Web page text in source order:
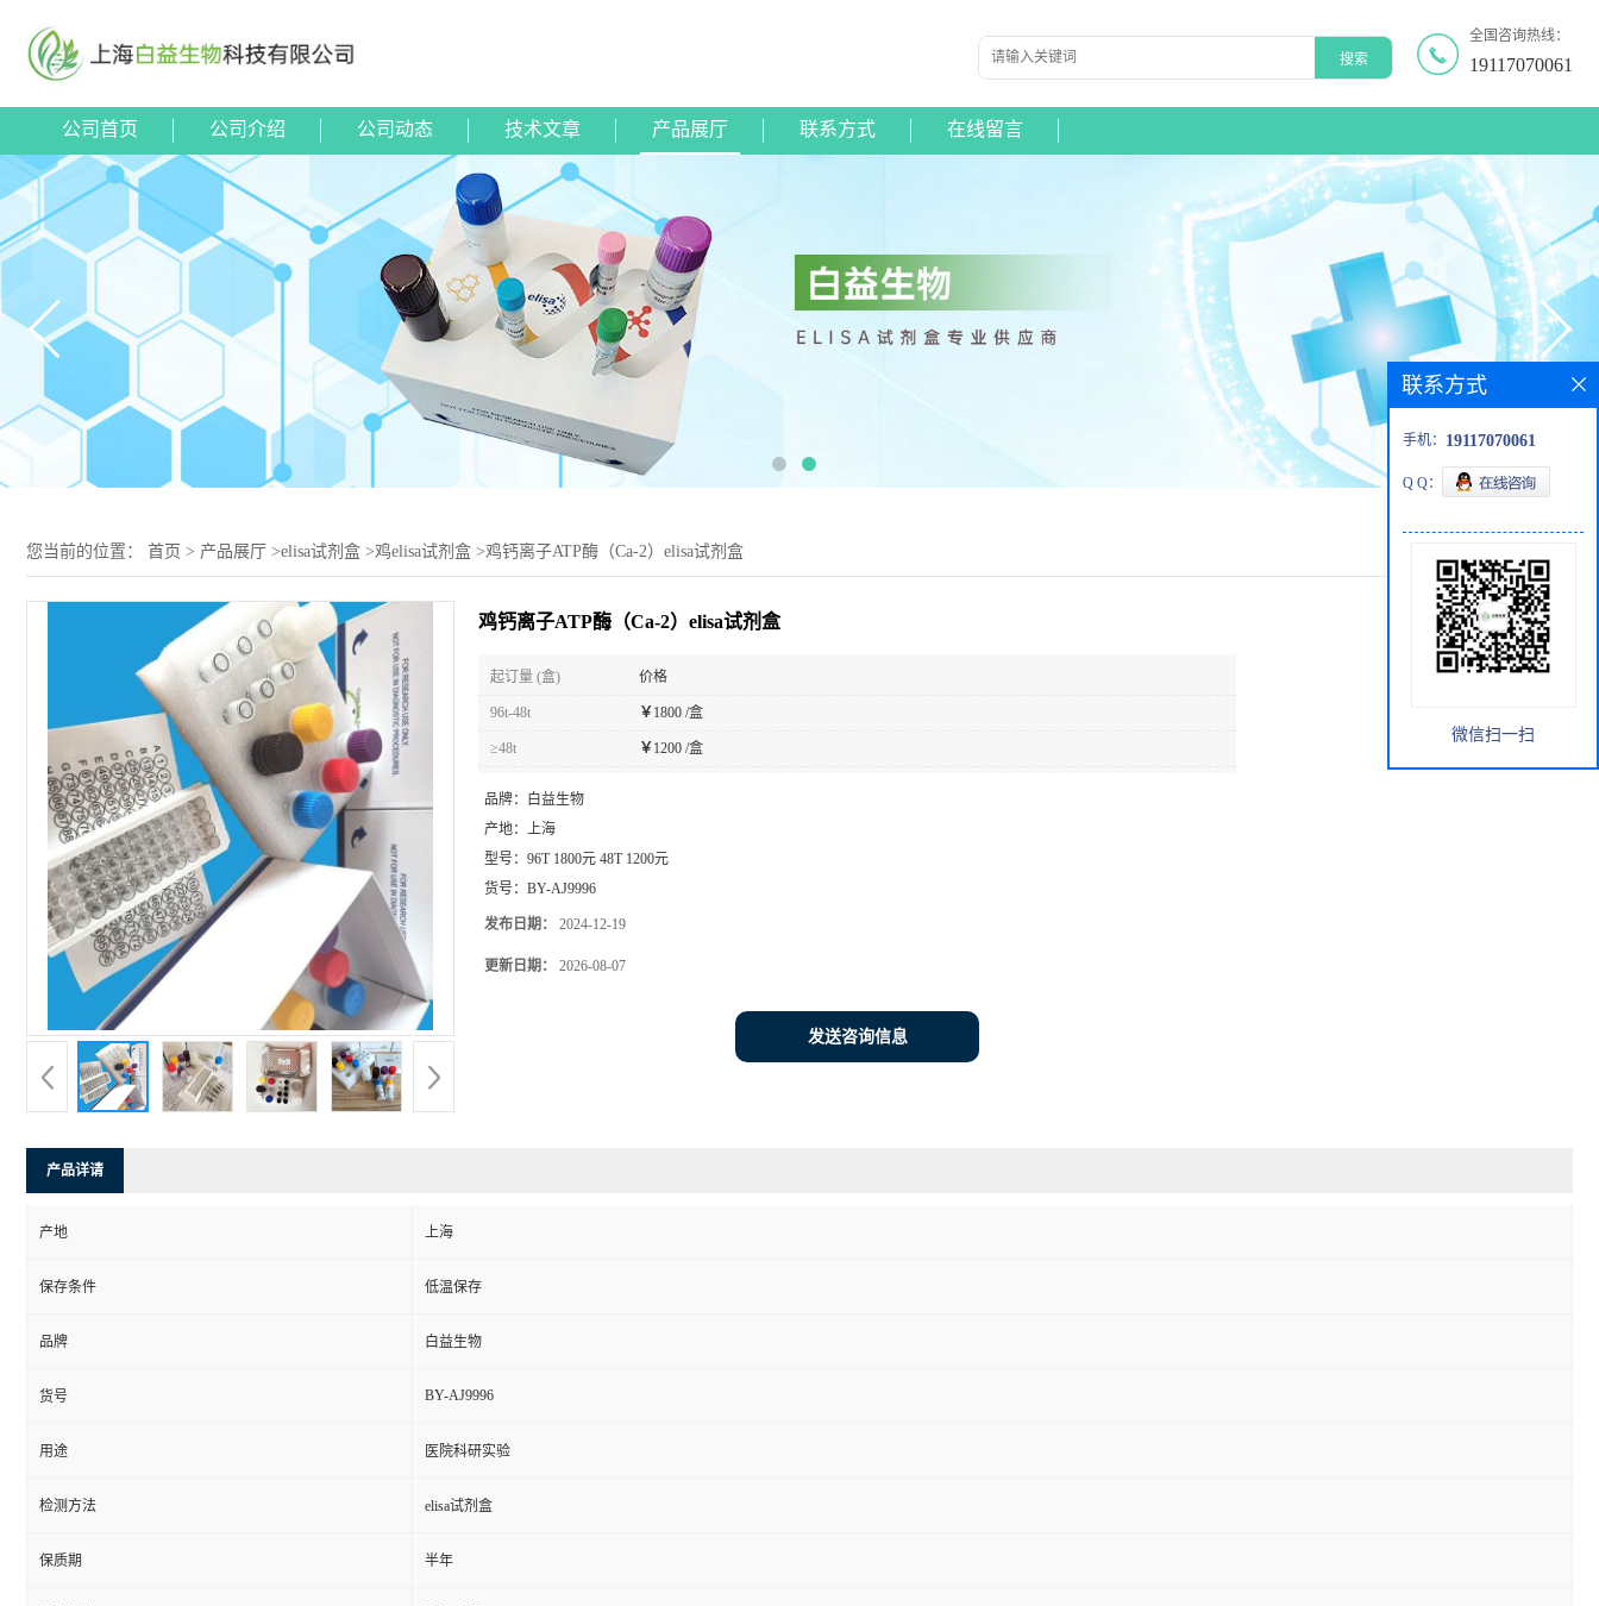
全国咨询热线：
19117070061
公司首页 公司介绍 公司动态 技术文章 产品展厅 联系方式 在线留言
您当前的位置： 首页 > 产品展厅 >elisa试剂盒 >鸡elisa试剂盒 >鸡钙离子ATP酶（Ca-2）elisa试剂盒
鸡钙离子ATP酶（Ca-2）elisa试剂盒
起订量 (盒) 价格
96t-48t ￥ 1800 /盒
≥48t ￥ 1200 /盒
品牌：
白益生物
产地： 上海
型号： 96T 1800元 48T 1200元
货号： BY-AJ9996
发布日期： 2024-12-19
更新日期： 2026-08-07
发送咨询信息
产品详请
产地 上海
保存条件 低温保存
品牌 白益生物
货号 BY-AJ9996
用途 医院科研实验
检测方法 elisa试剂盒
保质期 半年
联系方式
手机： 19117070061
Q Q：
微信扫一扫